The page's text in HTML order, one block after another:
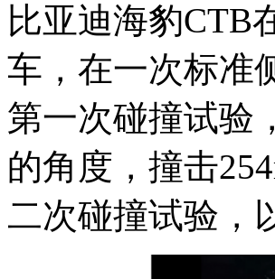
比亚迪海豹CTB
车，在一次标准
第一次碰撞试验
的角度，撞击
二次碰撞试验，